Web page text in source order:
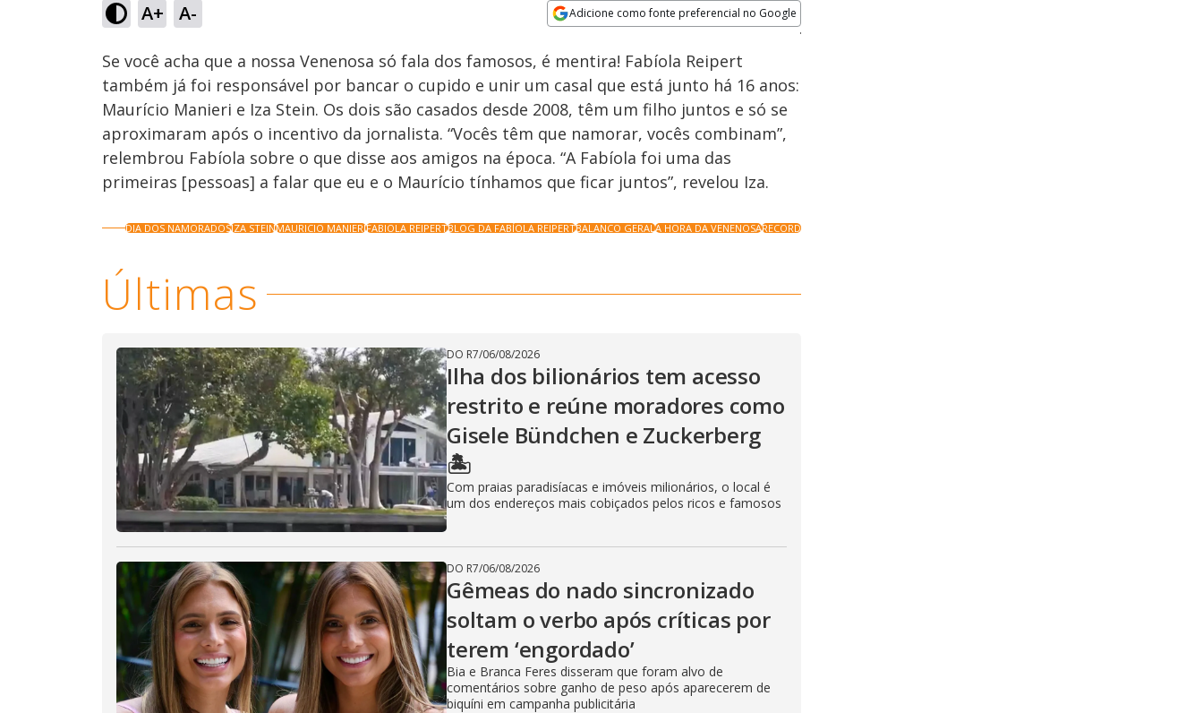
A+ A- Adicione como fonte preferencial no Google
Ativar
Som
Velocidade
Se você acha que a nossa Venenosa só fala dos famosos, é mentira! Fabíola Reipert
também já foi responsável por bancar o cupido e unir um casal que está junto há 16 anos:
Maurício Manieri e Iza Stein. Os dois são casados desde 2008, têm um filho juntos e só se
aproximaram após o incentivo da jornalista. “Vocês têm que namorar, vocês combinam”,
relembrou Fabíola sobre o que disse aos amigos na época. “A Fabíola foi uma das
primeiras [pessoas] a falar que eu e o Maurício tínhamos que ficar juntos”, revelou Iza.
DIA DOS NAMORADOSIZA STEINMAURICIO MANIERIFABIOLA REIPERTBLOG DA FABÍOLA REIPERTBALANCO GERALA HORA DA VENENOSARECORD
Últimas
DO R7/06/08/2026
Ilha dos bilionários tem acesso
restrito e reúne moradores como
Gisele Bündchen e Zuckerberg
🏝️
Com praias paradisíacas e imóveis milionários, o local é
um dos endereços mais cobiçados pelos ricos e famosos
DO R7/06/08/2026
Gêmeas do nado sincronizado
soltam o verbo após críticas por
terem ‘engordado’
Bia e Branca Feres disseram que foram alvo de
comentários sobre ganho de peso após aparecerem de
biquíni em campanha publicitária